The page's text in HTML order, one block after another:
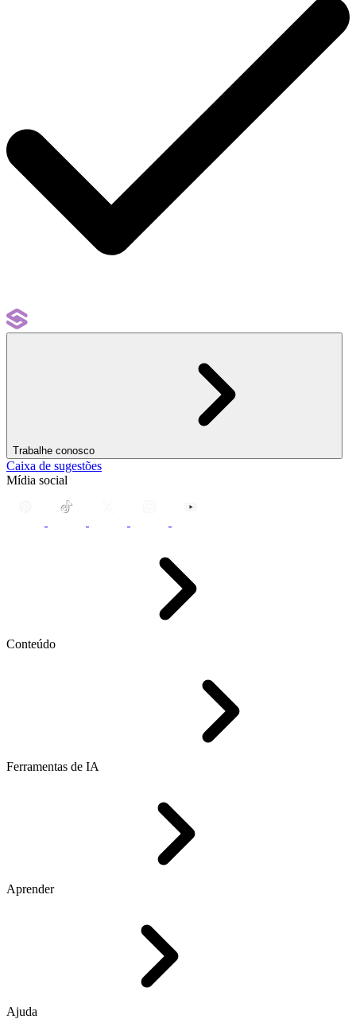
Trabalhe conosco
Caixa de sugestões
Mídia social
Conteúdo
Ferramentas de IA
Aprender
Ajuda